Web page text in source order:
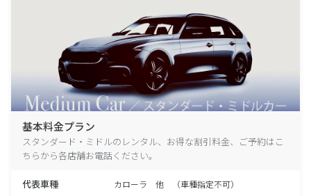
基本料金プラン
スタンダード・ミドルのレンタル、お得な割引料金、ご予約はこ
ちらから各店舗お電話ください。
代表車種 カローラ 他 （車種指定不可）